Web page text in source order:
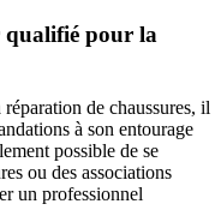
pour la
de chaussures, il
à son entourage
possible de se
ou des associations
un professionnel